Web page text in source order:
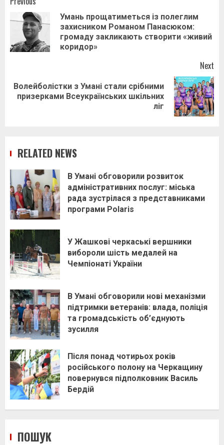
navigationУмань прощатиметься із полеглим
захисником Романом Панасюком:
громаду закликають створити «живий
коридор»
Next
Next
Волейболістки з Умані стали срібними
призерками Всеукраїнських шкільних
ліг
RELATED NEWS
В Умані обговорили розвиток
адміністративних послуг: міська
рада зустрілася з представниками
програми Polaris
У Жашкові черкаські вершники
вибороли шість медалей на
Чемпіонаті України
В Умані обговорили нові механізми
підтримки ветеранів: влада, поліція
та громадськість об’єднують
зусилля
Після понад чотирьох років
російського полону на Черкащину
повернувся підполковник Василь
Бердій
ПОШУК